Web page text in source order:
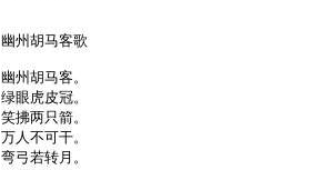
幽州胡马客歌
幽州胡马客。
绿眼虎皮冠。
笑拂两只箭。
万人不可干。
弯弓若转月。